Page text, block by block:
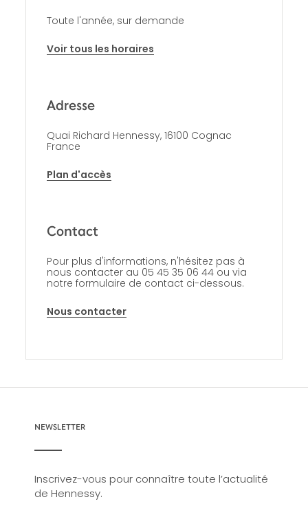
Toute l'année, sur demande
Voir tous les horaires
Adresse
Quai Richard Hennessy, 16100 Cognac
France
Plan d'accès
Contact
Pour plus d'informations, n'hésitez pas à
nous contacter au 05 45 35 06 44 ou via
notre formulaire de contact ci-dessous.
Nous contacter
NEWSLETTER
Inscrivez-vous pour connaître toute l’actualité
de Hennessy.